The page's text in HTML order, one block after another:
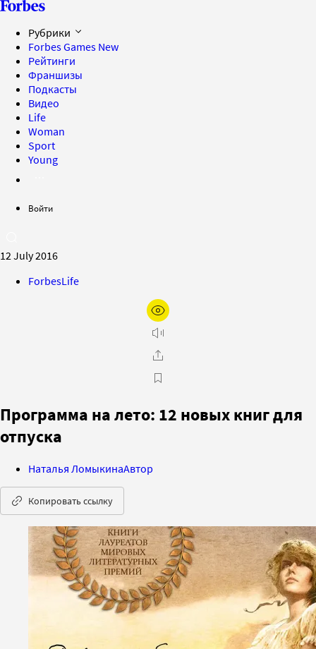
Рубрики
Forbes Games New
Рейтинги
Франшизы
Подкасты
Видео
Life
Woman
Sport
Young
Войти
12 July 2016
ForbesLife
Программа на лето: 12 новых книг для
отпуска
Наталья ЛомыкинаАвтор
Копировать ссылку